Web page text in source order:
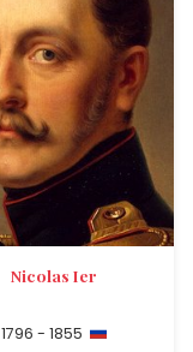
Nicolas Ier
1796 - 1855